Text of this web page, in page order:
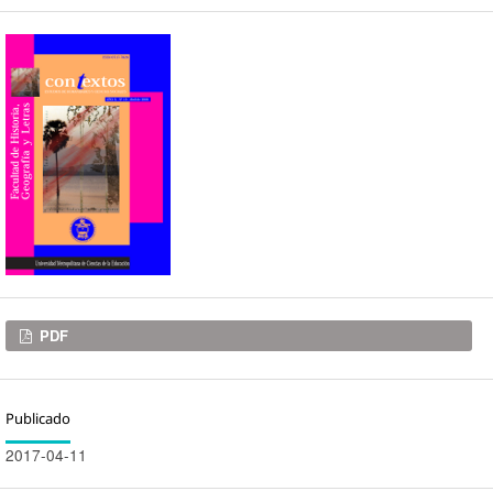
Descargas
PDF
Publicado
2017-04-11